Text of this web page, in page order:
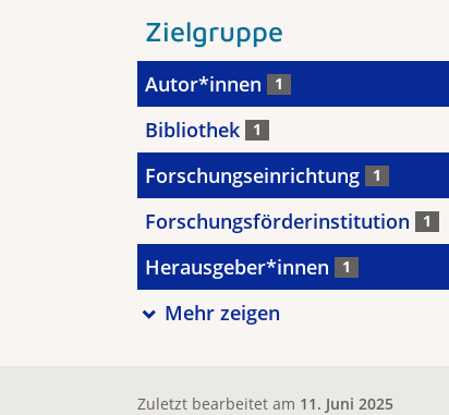
Zielgruppe
Autor*innen 1
Bibliothek 1
Forschungseinrichtung 1
Forschungsförderinstitution 1
Herausgeber*innen 1
Mehr zeigen
Zuletzt bearbeitet am 11. Juni 2025